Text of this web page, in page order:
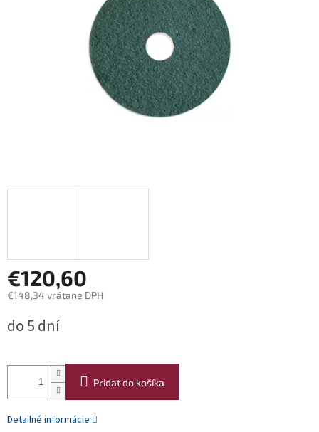
€120,60
€148,34 vrátane DPH
cena:
do 5 dní
Pridať do košíka
Detailné informácie